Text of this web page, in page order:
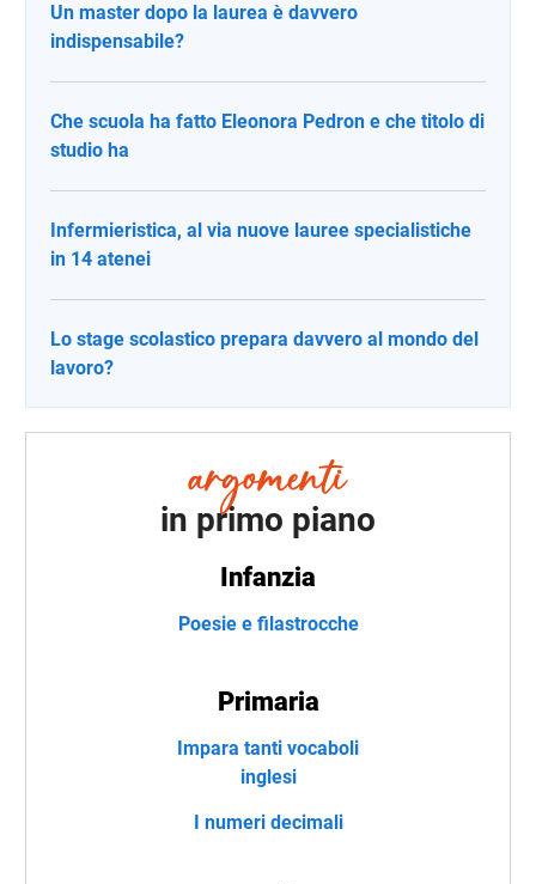
Un master dopo la laurea è davvero
indispensabile?
Che scuola ha fatto Eleonora Pedron e che titolo di
studio ha
Infermieristica, al via nuove lauree specialistiche
in 14 atenei
Lo stage scolastico prepara davvero al mondo del
lavoro?
in primo piano
Infanzia
Poesie e filastrocche
Primaria
Impara tanti vocaboli
inglesi
I numeri decimali